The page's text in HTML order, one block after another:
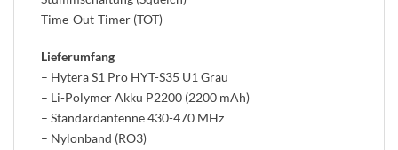
Time-Out-Timer (TOT)
Lieferumfang
– Hytera S1 Pro HYT-S35 U1 Grau
– Li-Polymer Akku P2200 (2200 mAh)
– Standardantenne 430-470 MHz
– Nylonband (RO3)